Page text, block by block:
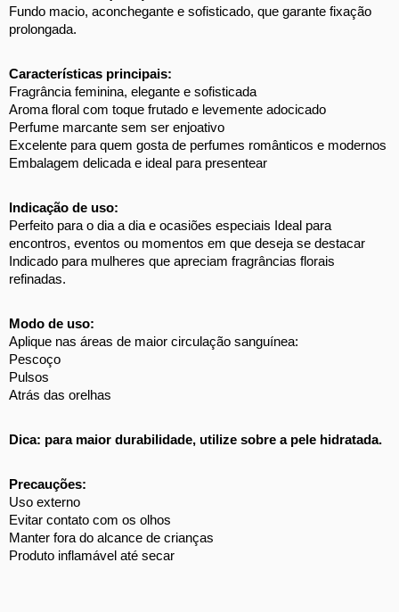
Fundo macio, aconchegante e sofisticado, que garante fixação
prolongada.
Características principais:
Fragrância feminina, elegante e sofisticada
Aroma floral com toque frutado e levemente adocicado
Perfume marcante sem ser enjoativo
Excelente para quem gosta de perfumes românticos e modernos
Embalagem delicada e ideal para presentear
Indicação de uso:
Perfeito para o dia a dia e ocasiões especiais Ideal para
encontros, eventos ou momentos em que deseja se destacar
Indicado para mulheres que apreciam fragrâncias florais
refinadas.
Modo de uso:
Aplique nas áreas de maior circulação sanguínea:
Pescoço
Pulsos
Atrás das orelhas
Dica: para maior durabilidade, utilize sobre a pele hidratada.
Precauções:
Uso externo
Evitar contato com os olhos
Manter fora do alcance de crianças
Produto inflamável até secar